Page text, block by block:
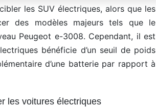
les SUV électriques, alors que les
des modèles majeurs tels que le
Peugeot e-3008. Cependant, il est
bénéficie d’un seuil de poids
d’une batterie par rapport à
les voitures électriques